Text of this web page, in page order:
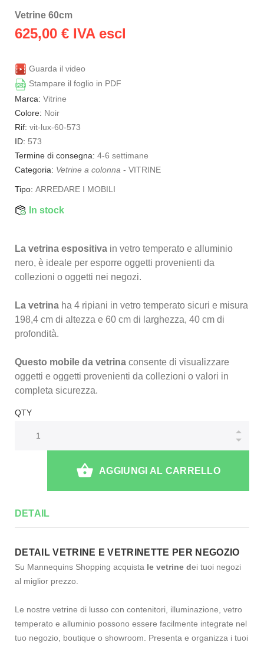
Vetrine 60cm
625,00 € IVA escl
Guarda il video
Stampare il foglio in PDF
Marca: Vitrine
Colore: Noir
Rif: vit-lux-60-573
ID: 573
Termine di consegna: 4-6 settimane
Categoria: Vetrine a colonna - VITRINE
Tipo: ARREDARE I MOBILI
In stock
La vetrina espositiva in vetro temperato e alluminio
nero, è ideale per esporre oggetti provenienti da
collezioni o oggetti nei negozi.
La vetrina ha 4 ripiani in vetro temperato sicuri e misura
198,4 cm di altezza e 60 cm di larghezza, 40 cm di
profondità.
Questo mobile da vetrina consente di visualizzare
oggetti e oggetti provenienti da collezioni o valori in
completa sicurezza.
QTY
AGGIUNGI AL CARRELLO
DETAIL
DETAIL VETRINE E VETRINETTE PER NEGOZIO
Su Mannequins Shopping acquista le vetrine dei tuoi negozi
al miglior prezzo.
Le nostre vetrine di lusso con contenitori, illuminazione, vetro
temperato e alluminio possono essere facilmente integrate nel
tuo negozio, boutique o showroom. Presenta e organizza i tuoi